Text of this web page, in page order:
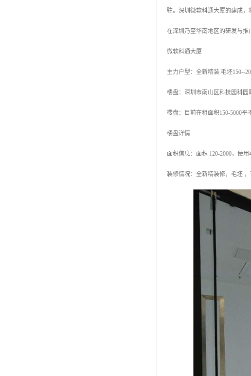
驻。深圳微软科通大厦的建成
在深圳乃至华南地区的研发与推
微软科通大厦
主力户型：全新精装.毛坯150--
楼盘：深圳市南山区科技园科园
楼盘：目前在租面积150-5000平
楼盘详情
面积信息：面积 120-2000，使用
装修情况：全新精装修，毛坯 ，